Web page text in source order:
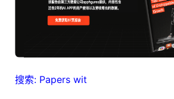
搜索: Papers wit